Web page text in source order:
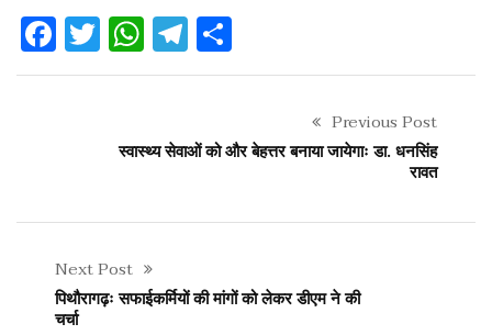
Facebook
Twitter
WhatsApp
Telegram
Previous Post
स्वास्थ्य सेवाओं को और बेहत्तर बनाया जायेगाः डा. धनसिंह
रावत
Next Post
पिथौरागढ़ः सफाईकर्मियों की मांगों को लेकर डीएम ने की
चर्चा